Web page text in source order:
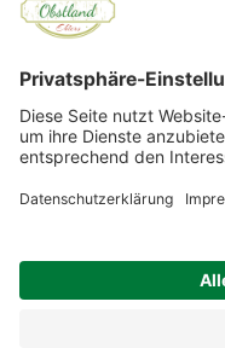
Allergiker
© Copyright 2022
Noch sind